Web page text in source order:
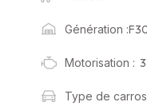
Génération :
Motorisation :
Type de